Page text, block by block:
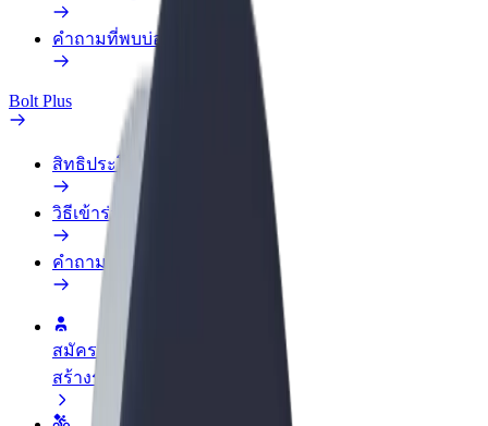
คำถามที่พบบ่อย
Bolt Plus
สิทธิประโยชน์
วิธีเข้าร่วม
คำถามที่พบบ่อย
สมัครเป็นคนขับ
สร้างรายได้ในแบบของคุณ